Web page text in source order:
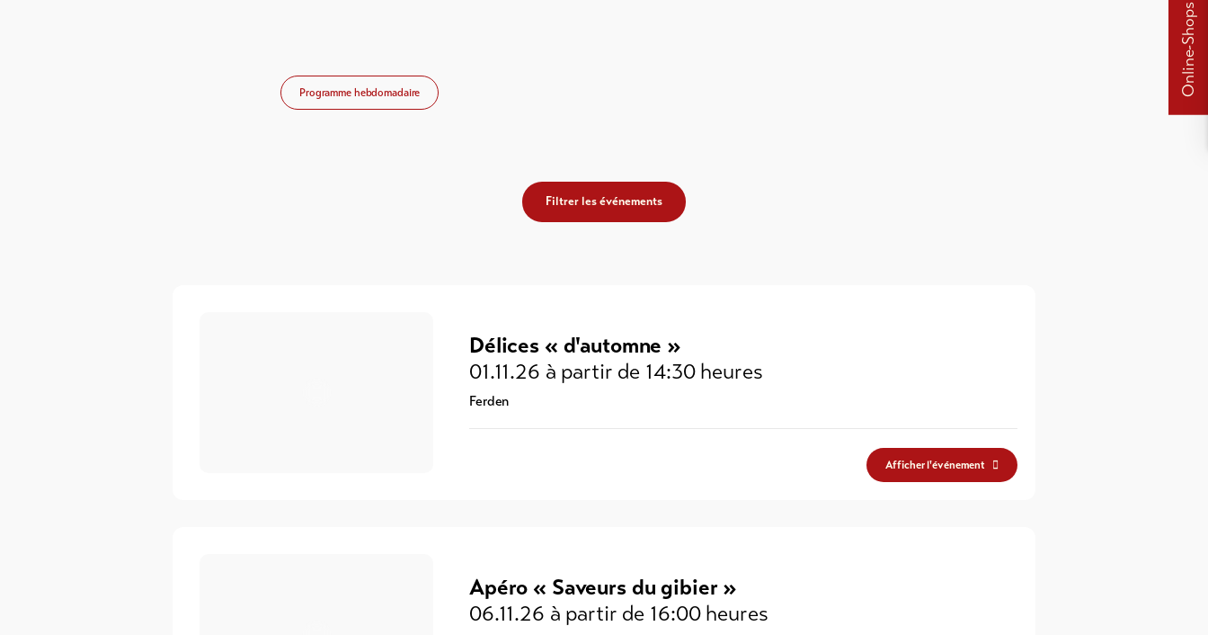
Online-Shops
Programme hebdomadaire
Filtrer les événements
Délices « d'automne »
01.11.26 à partir de 14:30 heures
Ferden
Afficher l'événement
Apéro « Saveurs du gibier »
06.11.26 à partir de 16:00 heures